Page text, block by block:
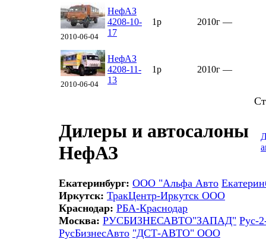
2010-06-04
НефАЗ
4208-10-
17
1р 2010г —
2010-06-04
НефАЗ
4208-11-
13
1р 2010г —
Дилеры и автосалоны
НефАЗ
Екатеринбург: ООО "Альфа Авто
Иркутск: ТракЦентр-Иркутск ООО
Краснодар: РБА-Краснодар
Москва: РУСБИЗНЕСАВТО"ЗАПАД" Рус-
РусБизнесАвто "ДСТ-АВТО" ООО